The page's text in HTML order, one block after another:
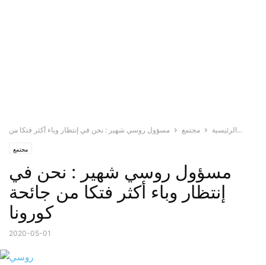
الرئيسية مجتمع مسؤول روسي شهير : نحن في إنتظار وباء أكثر فتكا من...
مجتمع
مسؤول روسي شهير : نحن في
إنتظار وباء أكثر فتكا من جائحة
كورونا
2020-05-01